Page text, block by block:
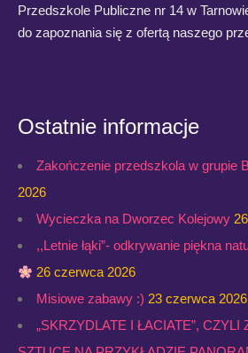
Przedszkole Publiczne nr 14 w
do zapoznania się z ofertą naszego
Ostatnie informacje
Zakończenie przedszkola w grupie
2026
Wycieczka na Dworzec Kolejowy
,,Letnie łąki”- odkrywanie piękna
26 czerwca 2026
Misiowe zabawy :) 23 czerwca 2026
„SKRZYDLATE I ŁACIATE”, CZYLI